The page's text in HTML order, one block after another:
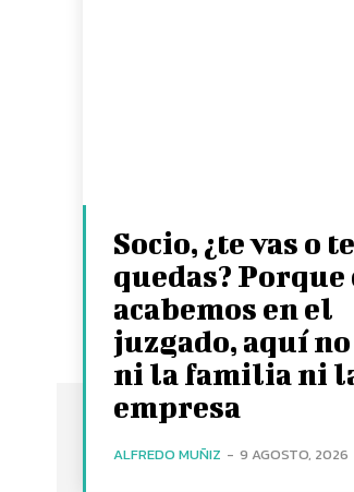
Socio, ¿te vas o te
quedas? Porque
acabemos en el
juzgado, aquí
ni la familia ni
empresa
ALFREDO MUÑIZ - 9 AGOSTO, 2026